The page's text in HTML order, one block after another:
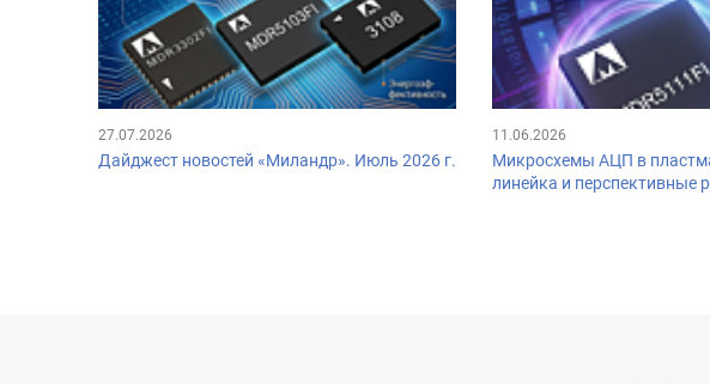
27.07.2026
Дайджест новостей «Миландр». Июль 2026 г.
11.06.2026
Микросхемы АЦП в
линейка и перспективные